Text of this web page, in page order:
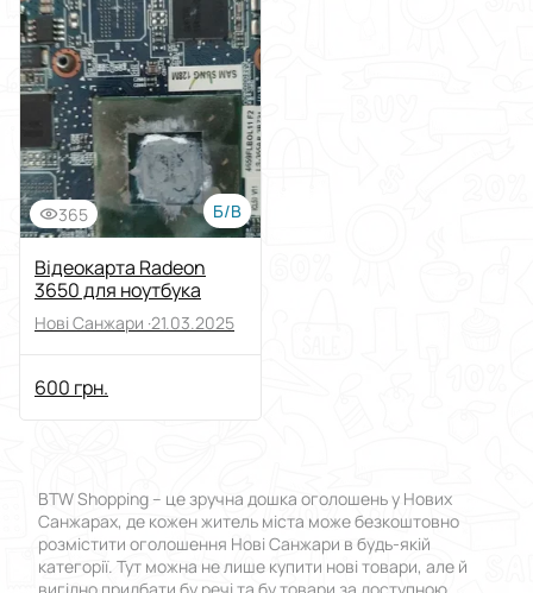
Сортувати за
Виберіть групу категорій
Ціна
Від
Стан
Застосувати
365 Б/В
Відеокарта Radeon
3650 для ноутбука
Нові Санжари ·21.03.2025
600 грн.
BTW Shopping – це зручна дошка оголошень у Нових
Санжарах, де кожен житель міста може безкоштовно
розмістити оголошення Нові Санжари в будь-якій
категорії. Тут можна не лише купити нові товари, але й